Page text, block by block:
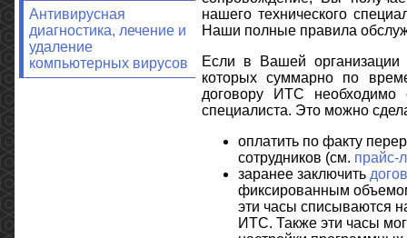
Антивирусная
диагностика, лечение и
удаление
компьютерных вирусов
нашего технического
Наши полные правила
Если в Вашей организации
которых суммарно по
договору ИТС необходимо
специалиста. Это можно
оплатить по факту
сотрудников (см. прайс-
заранее заключить
фиксированным
эти часы списываются
ИТС. Также эти часы